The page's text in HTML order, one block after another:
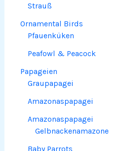
Strauß
Ornamental Birds
Pfauenküken
Peafowl & Peacock
Papageien
Graupapagei
Amazonaspapagei
Amazonaspapagei
Gelbnackenamazone
Baby Parrots